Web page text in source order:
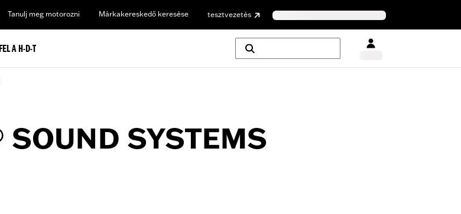
Tanulj meg motorozni Márkakereskedő keresése tesztvezetés
A H-D-T
SOUND SYSTEMS